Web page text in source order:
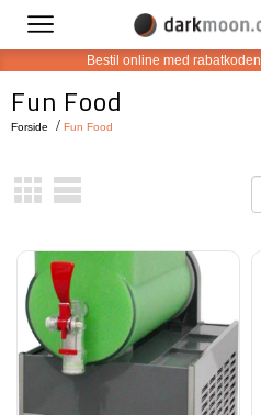
Bestil online med rabatkoden
Fun Food
Forside Fun Food